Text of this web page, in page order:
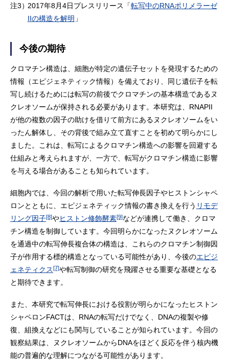
注3）2017年8月4日プレスリリース「転写中のRNAポリメラーゼ
IIの構造を解明 」
今後の期待
クロマチン構造は、細胞が特定の遺伝子セットを発現するための
情報（エピジェネティック情報）を備えており、同じ遺伝子を転
写し続けるためには転写の前後でクロマチンの基本構造であるヌ
クレオソームが保持される必要があります。本研究は、RNAPII
が他の複数の因子の助けを借りて前方にあるヌクレオソームをい
ったん解体し、その背後で組み立て直すことを初めて明らかにし
ました。これは、転写によるクロマチン構造への影響を回避する
仕組みと考えられますが、一方で、転写がクロマチン構造に影響
を与える場合があることも知られています。
細胞内では、今回の解析で用いた転写伸長因子やヒストンシャペ
ロンとともに、エピジェネティック情報の書き換えを行う リモデ
リング因子[8]やヒストン修飾酵素[9]などが連携して働き、クロマ
チン構造を制御しています。今回明らかになったヌクレオソーム
を通過中の転写伸長複合体の構造は、これらのクロマチン制御因
子が作用する標的構造となっている可能性があり、今後のエピジ
ェネティクス [7]や転写制御の研究を飛躍させる重要な基礎となる
と期待できます。
また、本研究で転写伸長における役割が明らかになったヒストン
シャペロンFACTは、RNAの転写だけでなく、DNAの複製や修
復、組換えなどにも関与していることが知られています。今回の
観察結果は、ヌクレオソームからDNAをほどく反応を伴う核内機
能の普遍的な理解につながる可能性があります。